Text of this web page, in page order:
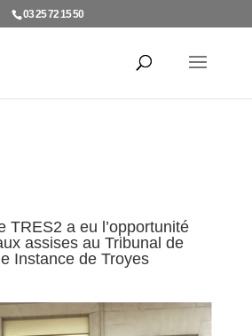
03 25 72 15 50
TRES2 a eu l’opportunité
assises au Tribunal de
Instance de Troyes